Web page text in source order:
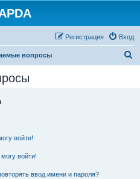
Вход
Регистрация
вопросы
войти!
войти!
ввод имени и пароля?